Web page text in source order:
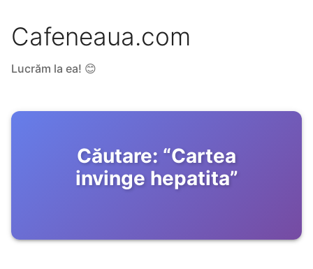
Cafeneaua.com
Lucrăm la ea! 😊
Căutare: “Cartea
invinge hepatita”